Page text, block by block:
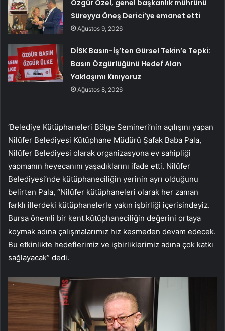
Özgür Özel, genel başkanlık mührünü
Süreyya Öneş Derici’ye emanet etti
Ağustos 9, 2026
DİSK Basın-İş’ten Gürsel Tekin’e Tepki:
Basın Özgürlüğünü Hedef Alan
Yaklaşımı Kınıyoruz
Ağustos 8, 2026
‘Belediye Kütüphaneleri Bölge Semineri’nin açılışını yapan
Nilüfer Belediyesi Kütüphane Müdürü Şafak Baba Pala,
Nilüfer Belediyesi olarak organizasyona ev sahipliği
yapmanın heyecanını yaşadıklarını ifade etti. Nilüfer
Belediyesi’nde kütüphaneciliğin yerinin ayrı olduğunu
belirten Pala, “Nilüfer kütüphaneleri olarak her zaman
farklı illerdeki kütüphanelerle yakın işbirliği içerisindeyiz.
Bursa önemli bir kent kütüphaneciliğin değerini ortaya
koymak adına çalışmalarımız hız kesmeden devam edecek.
Bu etkinlikte hedeflerimiz ve işbirliklerimiz adına çok katkı
sağlayacak” dedi.